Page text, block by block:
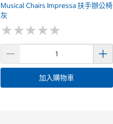
Musical Chairs Impressa 扶手辦公椅
灰
★★★★★
★★★★★
加入購物車